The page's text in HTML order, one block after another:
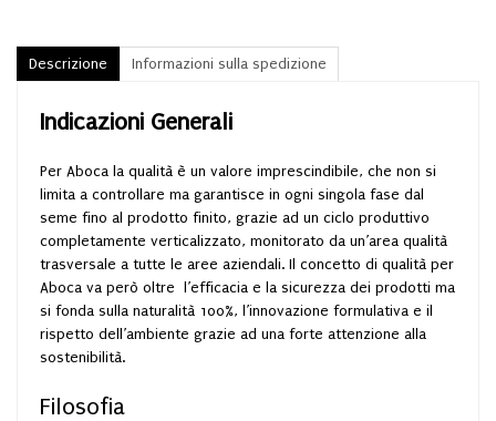
Descrizione Informazioni sulla spedizione
Indicazioni Generali
Per Aboca la qualità è un valore imprescindibile, che non si
limita a controllare ma garantisce in ogni singola fase dal
seme fino al prodotto finito, grazie ad un ciclo produttivo
completamente verticalizzato, monitorato da un’area qualità
trasversale a tutte le aree aziendali. Il concetto di qualità per
Aboca va però oltre l’efficacia e la sicurezza dei prodotti ma
si fonda sulla naturalità 100%, l’innovazione formulativa e il
rispetto dell’ambiente grazie ad una forte attenzione alla
sostenibilità.
Filosofia